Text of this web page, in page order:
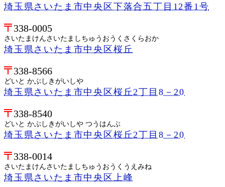
埼玉県さいたま市中央区下落合五丁目12番1号
338-0005
さいたまけんさいたましちゅうおうくさくらおか
埼玉県さいたま市中央区桜丘
338-8566
どいと かぶしきがいしや
埼玉県さいたま市中央区桜丘2丁目8－20
338-8540
どいと かぶしきがいしや つうはんぶ
埼玉県さいたま市中央区桜丘2丁目8－20
338-0014
さいたまけんさいたましちゅうおうくうえみね
埼玉県さいたま市中央区上峰